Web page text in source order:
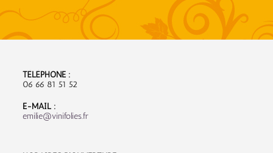
TÉLÉPHONE :
06 66 81 51 52
E-MAIL :
emilie@vinifolies.fr